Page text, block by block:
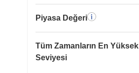
Piyasa Değeri
Tüm Zamanların En Yüksek
Seviyesi